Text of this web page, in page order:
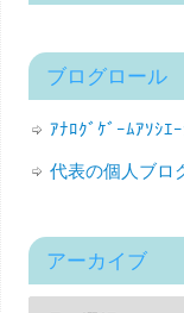
ブログロール
ｱﾅﾛｸﾞｹﾞｰﾑｱｿｼｴ
代表の個人ブロ
アーカイブ